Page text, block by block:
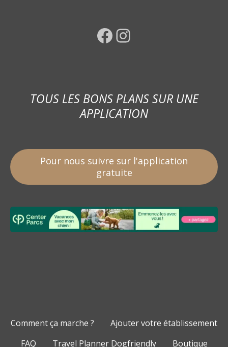
Facebook Instagram
TOUS LES BONS PLANS SUR UNE
APPLICATION
Pour nous suivre sur l'application
gratuite
Comment ça marche ?
Ajouter votre établissement
FAQ
Travel Planner Dogfriendly Boutique